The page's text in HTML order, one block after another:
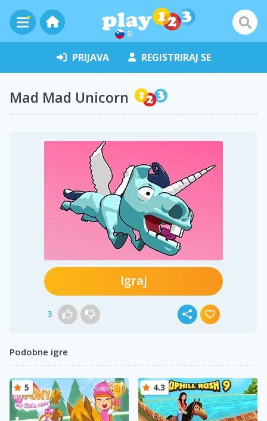
SI
PRIJAVA REGISTRIRAJ SE
Mad Mad Unicorn
Igraj
3
Podobne igre
5 4.3